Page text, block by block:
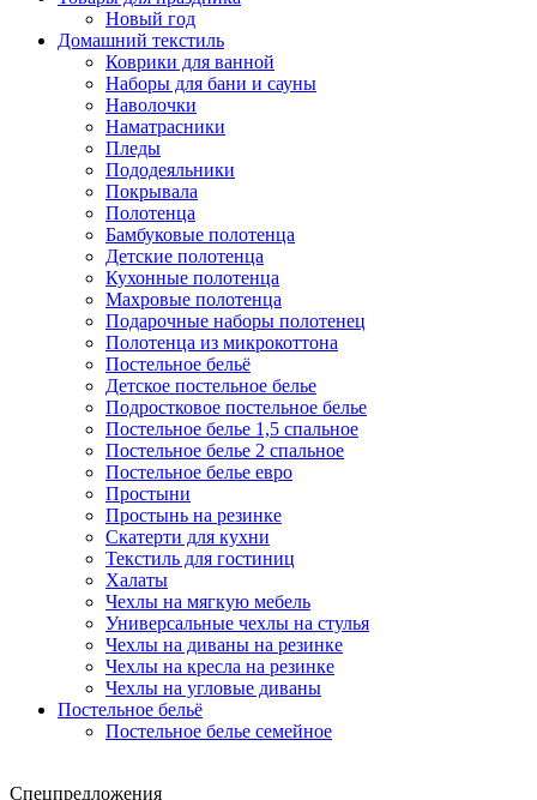
Новый год
Домашний текстиль
Коврики для ванной
Наборы для бани и сауны
Наволочки
Наматрасники
Пледы
Пододеяльники
Покрывала
Полотенца
Бамбуковые полотенца
Детские полотенца
Кухонные полотенца
Махровые полотенца
Подарочные наборы полотенец
Полотенца из микрокоттона
Постельное бельё
Детское постельное белье
Подростковое постельное белье
Постельное белье 1,5 спальное
Постельное белье 2 спальное
Постельное белье евро
Простыни
Простынь на резинке
Скатерти для кухни
Текстиль для гостиниц
Халаты
Чехлы на мягкую мебель
Универсальные чехлы на стулья
Чехлы на диваны на резинке
Чехлы на кресла на резинке
Чехлы на угловые диваны
Постельное бельё
Постельное белье семейное
Спецпредложения